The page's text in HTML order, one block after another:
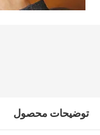
توضیحات محصول